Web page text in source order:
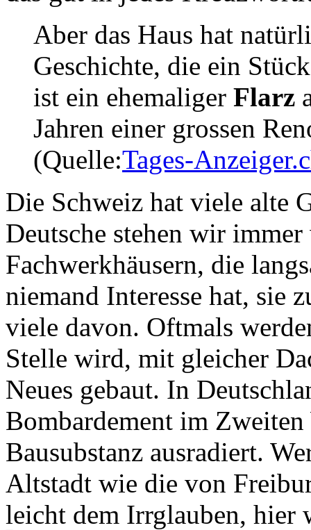
Aber das Haus hat
Geschichte, die ein
ist ein ehemaliger Flarz
Jahren einer grossen
(Quelle:Tages-
Die Schweiz hat viele alte
Deutsche stehen wir
Fachwerkhäusern, die
niemand Interesse hat, sie
viele davon. Oftmals
Stelle wird, mit gleicher
Neues gebaut. In
Bombardement im
Bausubstanz ausradiert.
Altstadt wie die von
leicht dem Irrglauben, hier